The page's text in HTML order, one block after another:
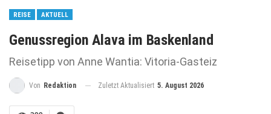
REISE AKTUELL
Genussregion Alava im Baskenland
Reisetipp von Anne Wantia: Vitoria-Gasteiz
Von Redaktion Zuletzt Aktualisiert 5. August 2026